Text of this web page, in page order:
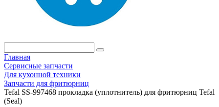
Главная
Сервисные запчасти
Для кухонной техники
Запчасти для фритюрниц
Tefal SS-997468 прокладка (уплотнитель) для фритюрниц Tefal
(Seal)